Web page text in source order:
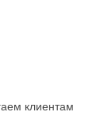
клиентам